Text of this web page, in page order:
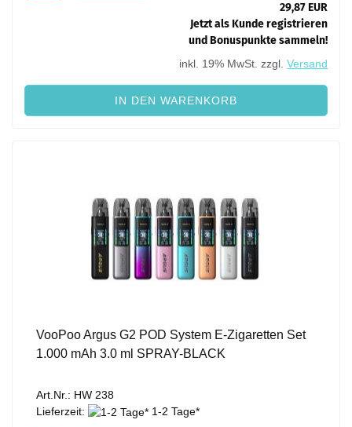
29,87 EUR
Jetzt als Kunde registrieren
und Bonuspunkte sammeln!
inkl. 19% MwSt. zzgl. Versand
IN DEN WARENKORB
VooPoo Argus G2 POD System E-Zigaretten Set
1.000 mAh 3.0 ml SPRAY-BLACK
Art.Nr.: HW 238
Lieferzeit:
1-2 Tage*